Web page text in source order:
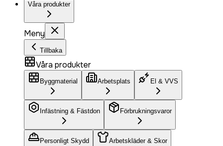
Våra produkter
Meny
Tillbaka
Våra produkter
Byggmaterial Arbetsplats El & VVS
Infästning & Fästdon Förbrukningsvaror
Personligt Skydd Arbetskläder & Skor